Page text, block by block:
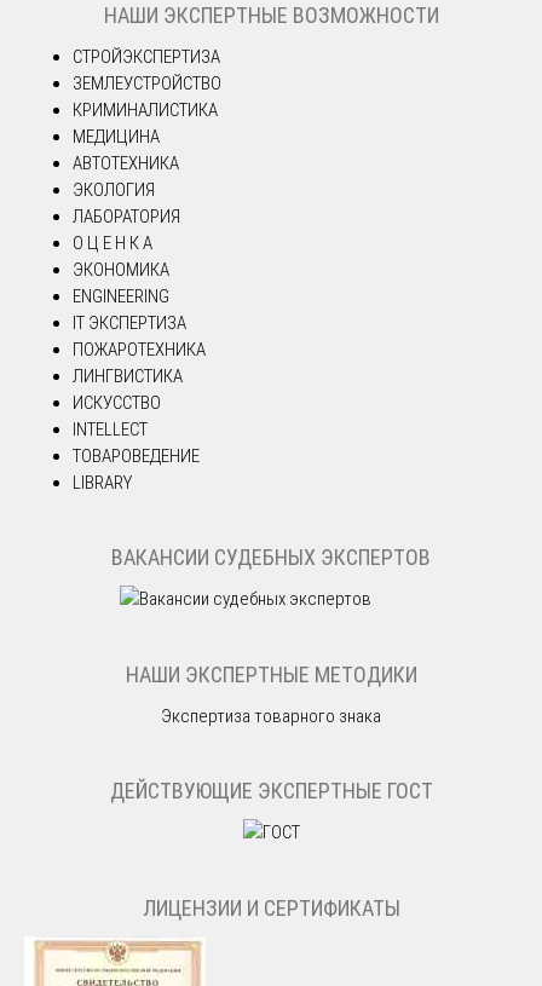
НАШИ ЭКСПЕРТНЫЕ ВОЗМОЖНОСТИ
СТРОЙЭКСПЕРТИЗА
ЗЕМЛЕУСТРОЙСТВО
КРИМИНАЛИСТИКА
МЕДИЦИНА
АВТОТЕХНИКА
ЭКОЛОГИЯ
ЛАБОРАТОРИЯ
О Ц Е Н К А
ЭКОНОМИКА
ENGINEERING
IT ЭКСПЕРТИЗА
ПОЖАРОТЕХНИКА
ЛИНГВИСТИКА
ИСКУССТВО
INTELLECT
ТОВАРОВЕДЕНИЕ
LIBRARY
ВАКАНСИИ СУДЕБНЫХ ЭКСПЕРТОВ
НАШИ ЭКСПЕРТНЫЕ МЕТОДИКИ
Экспертиза товарного знака
ДЕЙСТВУЮЩИЕ ЭКСПЕРТНЫЕ ГОСТ
ЛИЦЕНЗИИ И СЕРТИФИКАТЫ